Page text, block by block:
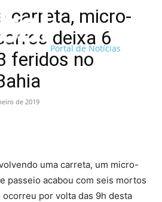
Portal de Notícias
carreta, micro-
deixa 6
feridos no
de 2019
uma carreta, um micro-
passeio acabou com seis mortos
por volta das 9h desta